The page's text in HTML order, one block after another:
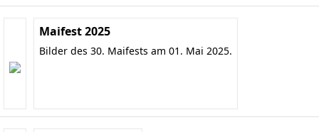
Maifest 2025
Bilder des 30. Maifests am 01. Mai 2025.